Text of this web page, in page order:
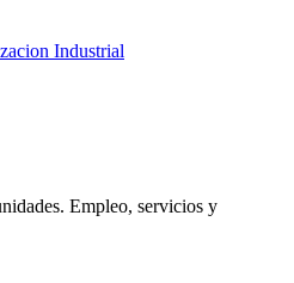
Industrial
Empleo, servicios y